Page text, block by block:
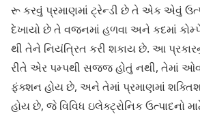
રૂ કરવું પ્રમાણમાં ટ્રેન્ડી છે તે એક એવું
દેખાયો છે તે વજનમાં હળવા અને કદમાં
થી તેને નિયંત્રિત કરી શકાય છે. આ
રીતે એર પમ્પથી સજ્જ હોતું નથી, તેમાં
ફંક્શન હોય છે, અને તેમાં પ્રમાણમાં
હોય છે, જે વિવિધ ઇલેક્ટ્રોનિક ઉત્પાદનો